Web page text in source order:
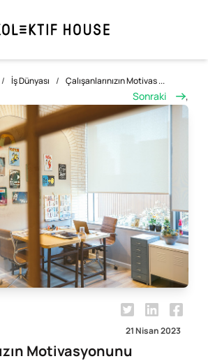
/ İş Dünyası / Çalışanlarınızın Motivas ...
Sonraki ,
21 Nisan 2023
Motivasyonunu